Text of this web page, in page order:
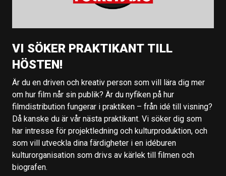
VI SÖKER PRAKTIKANT TILL
HÖSTEN!
Är du en driven och kreativ person som vill lära dig mer
om hur film når sin publik? Är du nyfiken på hur
filmdistribution fungerar i praktiken – från idé till visning?
Då kanske du är vår nästa praktikant. Vi söker dig som
har intresse för projektledning och kulturproduktion, och
som vill utveckla dina färdigheter i en idéburen
kulturorganisation som drivs av kärlek till filmen och
biografen.